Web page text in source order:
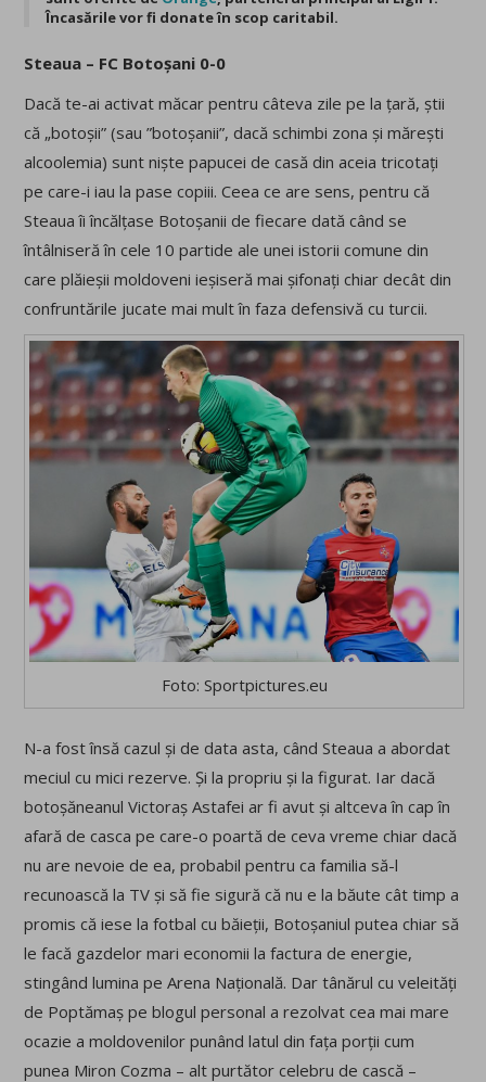
Încasările vor fi donate în scop caritabil.
Steaua – FC Botoșani 0-0
Dacă te-ai activat măcar pentru câteva zile pe la țară, știi
că „botoșii” (sau ”botoșanii”, dacă schimbi zona și mărești
alcoolemia) sunt niște papucei de casă din aceia tricotați
pe care-i iau la pase copiii. Ceea ce are sens, pentru că
Steaua îi încălțase Botoșanii de fiecare dată când se
întâlniseră în cele 10 partide ale unei istorii comune din
care plăieșii moldoveni ieșiseră mai șifonați chiar decât din
confruntările jucate mai mult în faza defensivă cu turcii.
Foto: Sportpictures.eu
N-a fost însă cazul și de data asta, când Steaua a abordat
meciul cu mici rezerve. Și la propriu și la figurat. Iar dacă
botoșăneanul Victoraș Astafei ar fi avut și altceva în cap în
afară de casca pe care-o poartă de ceva vreme chiar dacă
nu are nevoie de ea, probabil pentru ca familia să-l
recunoască la TV și să fie sigură că nu e la băute cât timp a
promis că iese la fotbal cu băieții, Botoșaniul putea chiar să
le facă gazdelor mari economii la factura de energie,
stingând lumina pe Arena Națională. Dar tânărul cu veleități
de Poptămaș pe blogul personal a rezolvat cea mai mare
ocazie a moldovenilor punând latul din fața porții cum
punea Miron Cozma – alt purtător celebru de cască –